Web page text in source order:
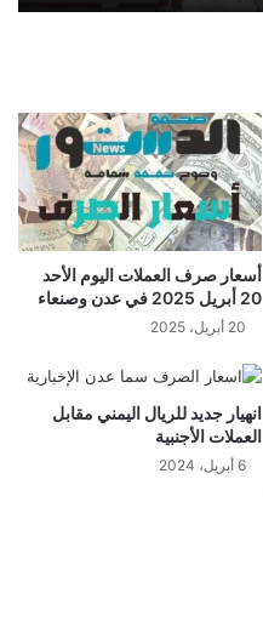
أسعار صرف العملات اليوم الأحد
20 أبريل 2025 في عدن وصنعاء
20 أبريل، 2025
انهيار جديد للريال اليمني مقابل
العملات الأجنبية
6 أبريل، 2024